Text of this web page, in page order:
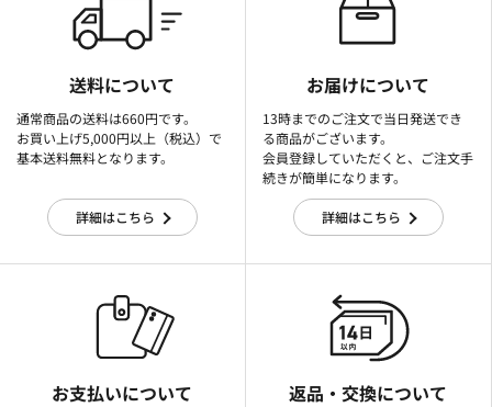
送料について
通常商品の送料は660円です。
お買い上げ5,000円以上（税込）で
基本送料無料となります。
詳細はこちら
お届けについて
13時までのご注文で当日発送でき
る商品がございます。
会員登録していただくと、ご注文手
続きが簡単になります。
詳細はこちら
お支払いについて 返品・交換について